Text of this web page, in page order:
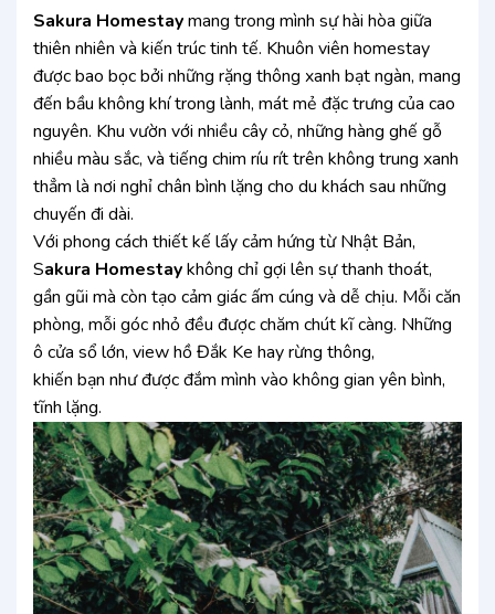
Sakura Homestaymang trong mình sự hài hòa giữa
thiên nhiên và kiến trúc tinh tế. Khuôn viên homestay
được bao bọc bởi những rặng thông xanh bạt ngàn, mang
đến bầu không khí trong lành, mát mẻ đặc trưng của cao
nguyên. Khu vườn với nhiều cây cỏ, những hàng ghế gỗ
nhiều màu sắc, và tiếng chim ríu rít trên không trung xanh
thẳm là nơi nghỉ chân bình lặng cho du khách sau những
chuyến đi dài.
Với phong cách thiết kế lấy cảm hứng từ Nhật Bản,
Sakura Homestaykhông chỉ gợi lên sự thanh thoát,
gần gũi mà còn tạo cảm giác ấm cúng và dễ chịu. Mỗi căn
phòng, mỗi góc nhỏ đều được chăm chút kĩ càng. Những
ô cửa sổ lớn, view hồ Đắk Ke hay rừng thông,
khiến bạn như được đắm mình vào không gian yên bình,
tĩnh lặng.